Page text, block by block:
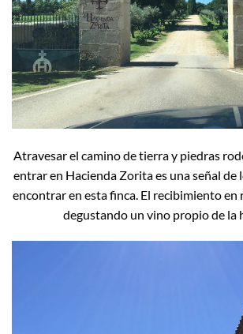
Atravesar el camino de tierra y piedras
entrar en Hacienda Zorita es una señal de
encontrar en esta finca. El recibimiento en
degustando un vino propio de la